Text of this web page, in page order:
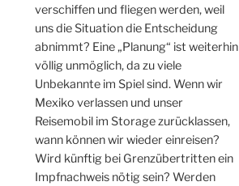
verschiffen und fliegen werden, weil
uns die Situation die Entscheidung
abnimmt? Eine „Planung“ ist weiterhin
völlig unmöglich, da zu viele
Unbekannte im Spiel sind. Wenn wir
Mexiko verlassen und unser
Reisemobil im Storage zurücklassen,
wann können wir wieder einreisen?
Wird künftig bei Grenzübertritten ein
Impfnachweis nötig sein? Werden